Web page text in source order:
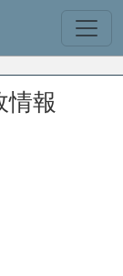
情報